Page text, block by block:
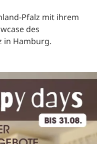
Pfalz mit ihrem
des
in Hamburg.